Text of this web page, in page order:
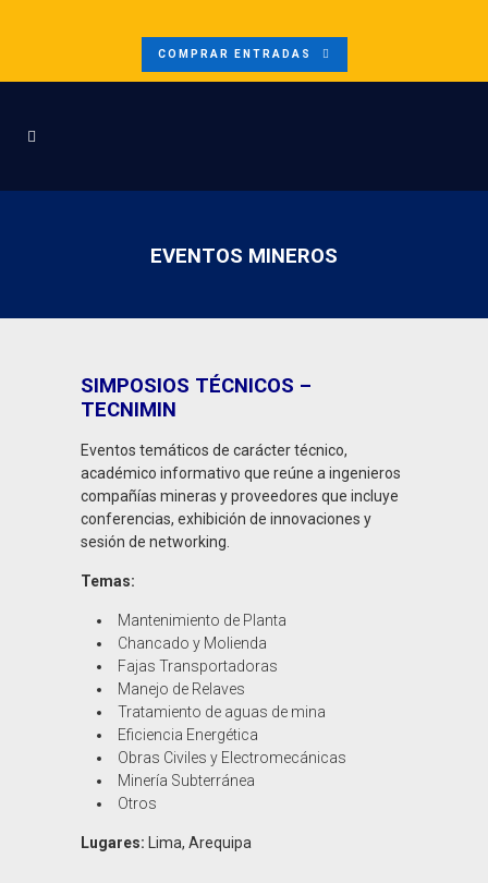
COMPRAR ENTRADAS
EVENTOS MINEROS
SIMPOSIOS TÉCNICOS –
TECNIMIN
Eventos temáticos de carácter técnico,
académico informativo que reúne a ingenieros
compañías mineras y proveedores que incluye
conferencias, exhibición de innovaciones y
sesión de networking.
Temas:
Mantenimiento de Planta
Chancado y Molienda
Fajas Transportadoras
Manejo de Relaves
Tratamiento de aguas de mina
Eficiencia Energética
Obras Civiles y Electromecánicas
Minería Subterránea
Otros
Lugares: Lima, Arequipa